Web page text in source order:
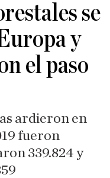
se
y
el paso
ardieron en
fueron
339.824 y